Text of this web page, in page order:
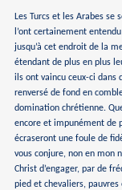
Les Turcs et les Arabes se
l’ont certainement
jusqu’à cet endroit de la
étendant de plus en plus
ils ont vaincu ceux-ci dans
renversé de fond en
domination chrétienne.
encore et impunément de
écraseront une foule de
vous conjure, non en mon
Christ d’engager, par de
pied et chevaliers, pauvres